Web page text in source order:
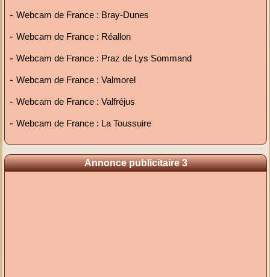
-Webcam de France : Bray-Dunes
-Webcam de France : Réallon
-Webcam de France : Praz de Lys Sommand
-Webcam de France : Valmorel
-Webcam de France : Valfréjus
-Webcam de France : La Toussuire
Annonce publicitaire 3